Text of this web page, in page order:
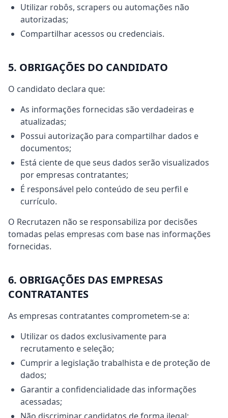
Utilizar robôs, scrapers ou automações não
autorizadas;
Compartilhar acessos ou credenciais.
5. OBRIGAÇÕES DO CANDIDATO
O candidato declara que:
As informações fornecidas são verdadeiras e
atualizadas;
Possui autorização para compartilhar dados e
documentos;
Está ciente de que seus dados serão visualizados
por empresas contratantes;
É responsável pelo conteúdo de seu perfil e
currículo.
O Recrutazen não se responsabiliza por decisões
tomadas pelas empresas com base nas informações
fornecidas.
6. OBRIGAÇÕES DAS EMPRESAS
CONTRATANTES
As empresas contratantes comprometem-se a:
Utilizar os dados exclusivamente para
recrutamento e seleção;
Cumprir a legislação trabalhista e de proteção de
dados;
Garantir a confidencialidade das informações
acessadas;